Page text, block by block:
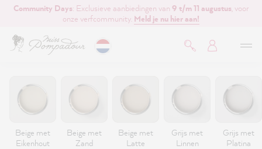
hoofdinhoud
Community Days: Exclusieve aanbiedingen van 9 t/m 11 augustus , voor
onze verfcommunity. Meld je nu hier aan!
Beige met
Eikenhout
Beige met
Zand
Beige met
Latte
Grijs met
Linnen
Grijs met
Platina